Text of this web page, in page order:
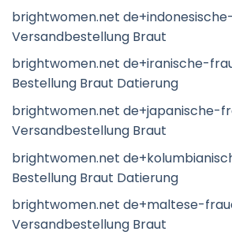
brightwomen.net
Versandbestellung Braut
brightwomen.net de+iranische-
Bestellung Braut Datierung
brightwomen.net de+japanische-
Versandbestellung Braut
brightwomen.net
Bestellung Braut Datierung
brightwomen.net de+maltese-
Versandbestellung Braut